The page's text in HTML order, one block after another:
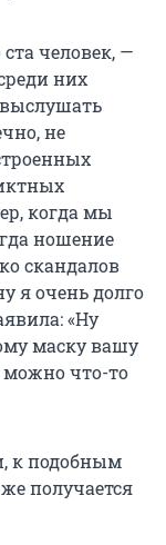
человек, —
них
выслушать
не
когда мы
ношение
скандалов
я очень долго
«Ну
маску вашу
можно что-то
к подобным
получается